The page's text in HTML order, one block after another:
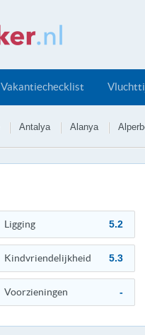
Vakantiechecklist
Antalya Alanya
Ligging 5.2
Kindvriendelijkheid 5.3
Voorzieningen -